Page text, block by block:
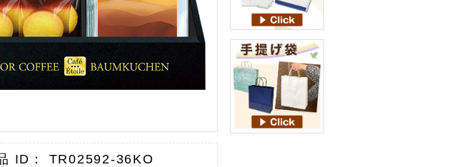
ID： TR02592-36KO